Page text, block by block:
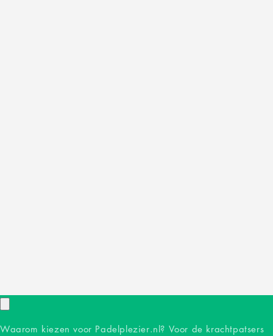
Waarom kiezen voor Padelplezier.nl? Voor de krachtpatsers